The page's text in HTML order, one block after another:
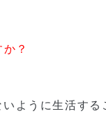
？
ように生活す